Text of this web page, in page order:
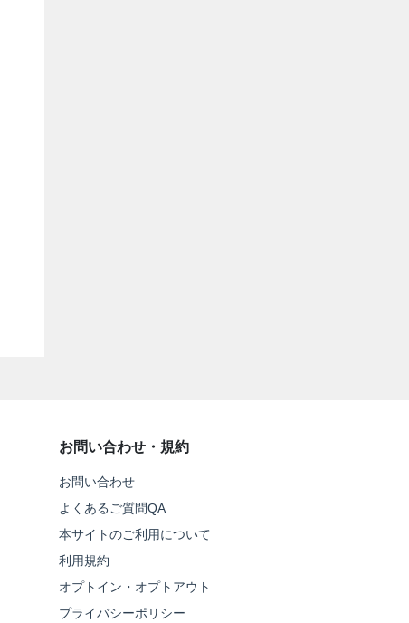
お問い合わせ・規約
お問い合わせ
よくあるご質問QA
本サイトのご利用について
利用規約
オプトイン・オプトアウト
プライバシーポリシー